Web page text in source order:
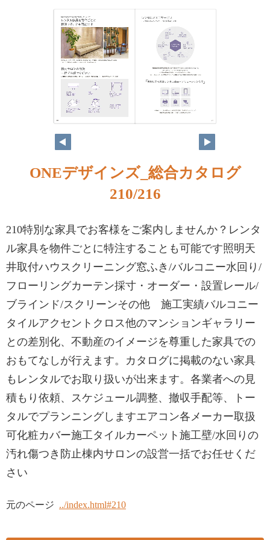
ONEデザインズ_総合カタログ
210/216
210特別な家具でお客様をご案内しませんか？レンタ
ル家具を物件ごとに特注することも可能です照明天
井取付ハウスクリーニング窓ふき/バルコニー水回り/
フローリングカーテン採寸・オーダー・設置レール/
ブラインド/スクリーンその他 施工実績バルコニー
タイルアクセントクロス他のマンションギャラリー
との差別化、不動産のイメージを尊重した家具での
おもてなしが行えます。カタログに掲載のない家具
もレンタルでお取り扱いが出来ます。各業者への見
積もり依頼、スケジュール調整、撤収手配等、トー
タルでプランニングしますエアコン各メーカー取扱
可化粧カバー施工タイルカーペット施工壁/水回りの
汚れ傷つき防止棟内サロンの設営一括でお任せくだ
さい
元のページ ../index.html#210